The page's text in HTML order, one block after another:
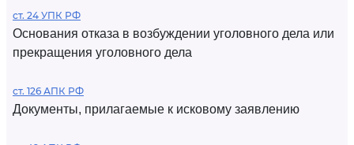
ст. 24 УПК РФ
Основания отказа в возбуждении уголовного дела или
прекращения уголовного дела
ст. 126 АПК РФ
Документы, прилагаемые к исковому заявлению